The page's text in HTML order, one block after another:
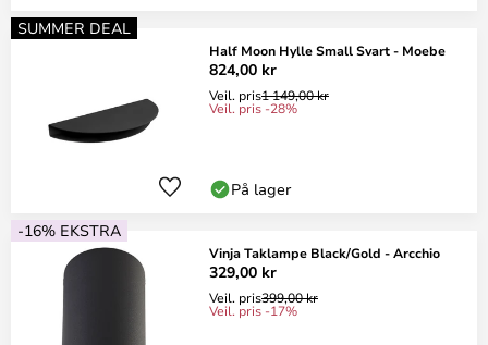
SUMMER DEAL
Half Moon Hylle Small Svart - Moebe
824,00 kr
Veil. pris1 149,00 kr
Veil. pris -28%
På lager
-16% EKSTRA
Vinja Taklampe Black/Gold - Arcchio
329,00 kr
Veil. pris399,00 kr
Veil. pris -17%